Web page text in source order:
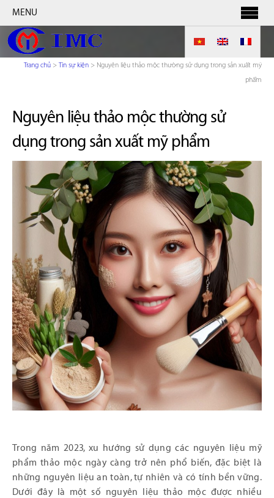
MENU
Trang chủ > Tin sự kiện > Nguyên liệu thảo mộc thường sử dụng trong sản xuất mỹ
phẩm
Nguyên liệu thảo mộc thường sử
dụng trong sản xuất mỹ phẩm
Trong năm 2023, xu hướng sử dụng các nguyên liệu mỹ
phẩm thảo mộc ngày càng trở nên phổ biến, đặc biệt là
những nguyên liệu an toàn, tự nhiên và có tính bền vững.
Dưới đây là một số nguyên liệu thảo mộc được nhiều